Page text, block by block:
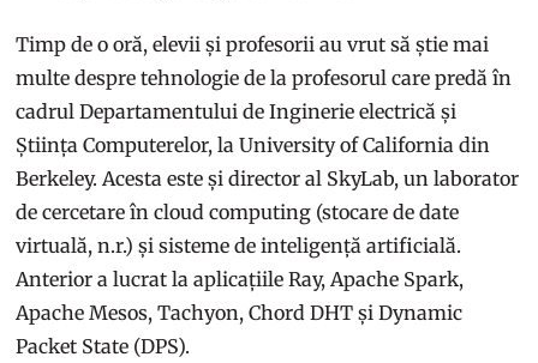
Timp de o oră, elevii și profesorii au vrut să știe mai
multe despre tehnologie de la profesorul care predă în
cadrul Departamentului de Inginerie electrică și
Știința Computerelor, la University of California din
Berkeley. Acesta este și director al SkyLab, un laborator
de cercetare în cloud computing (stocare de date
virtuală, n.r.) și sisteme de inteligență artificială.
Anterior a lucrat la aplicațiile Ray, Apache Spark,
Apache Mesos, Tachyon, Chord DHT și Dynamic
Packet State (DPS).